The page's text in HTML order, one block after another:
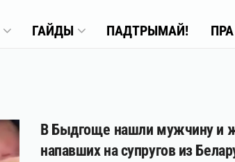
ГАЙДЫ ПАДТРЫМАЙ!
В Быдгоще нашли мужчину и
напавших на супругов из